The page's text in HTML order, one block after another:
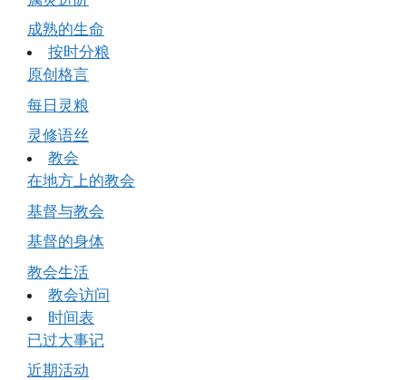
成熟的生命
按时分粮
原创格言
每日灵粮
灵修语丝
教会
在地方上的教会
基督与教会
基督的身体
教会生活
教会访问
时间表
已过大事记
近期活动